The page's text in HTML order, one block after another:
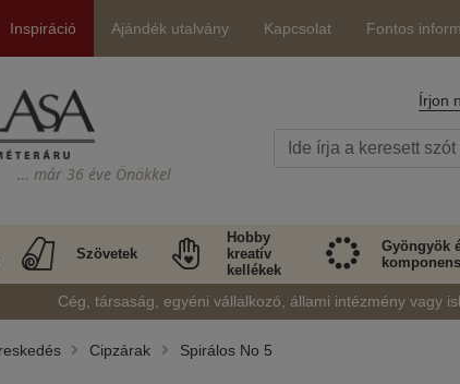
Inspiráció Ajándék utalvány Kapcsolat Fontos
… már 36 éve Önökkel
Írjon
Szövetek
Hobby
kreatív
kellékek
Gyöngyök
Cég, társaság, egyéni vállalkozó, állami intézmény vagy
Cipzárak Spirálos No 5